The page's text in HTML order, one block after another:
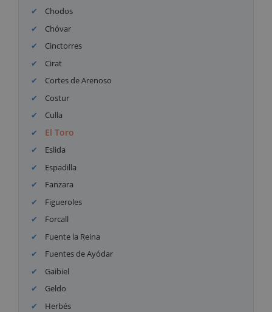
Chodos
Chóvar
Cinctorres
Cirat
Cortes de Arenoso
Costur
Culla
El Toro
Eslida
Espadilla
Fanzara
Figueroles
Forcall
Fuente la Reina
Fuentes de Ayódar
Gaibiel
Geldo
Herbés